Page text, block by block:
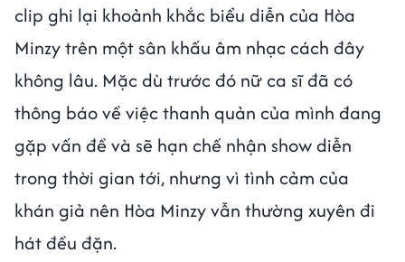
clip ghi lại khoảnh khắc biểu diễn của Hòa
Minzy trên một sân khấu âm nhạc cách đây
không lâu. Mặc dù trước đó nữ ca sĩ đã có
thông báo về việc thanh quản của mình đang
gặp vấn đề và sẽ hạn chế nhận show diễn
trong thời gian tới, nhưng vì tình cảm của
khán giả nên Hòa Minzy vẫn thường xuyên đi
hát đều đặn.